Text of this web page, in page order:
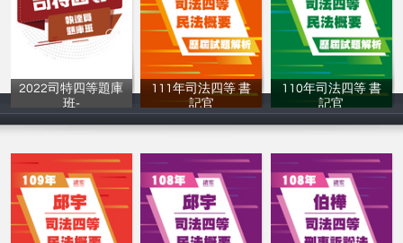
2022司特四等題庫
班-
讀家補習班
111年司法四等 書
記官
讀家補習班
110年司法四等 書
記官
讀家補習班